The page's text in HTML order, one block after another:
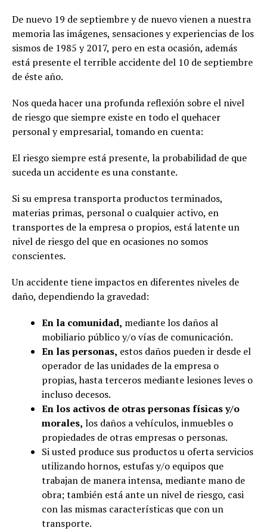
De nuevo 19 de septiembre y de nuevo vienen a nuestra
memoria las imágenes, sensaciones y experiencias de los
sismos de 1985 y 2017, pero en esta ocasión, además
está presente el terrible accidente del 10 de septiembre
de éste año.
Nos queda hacer una profunda reflexión sobre el nivel
de riesgo que siempre existe en todo el quehacer
personal y empresarial, tomando en cuenta:
El riesgo siempre está presente, la probabilidad de que
suceda un accidente es una constante.
Si su empresa transporta productos terminados,
materias primas, personal o cualquier activo, en
transportes de la empresa o propios, está latente un
nivel de riesgo del que en ocasiones no somos
conscientes.
Un accidente tiene impactos en diferentes niveles de
daño, dependiendo la gravedad:
En la comunidad, mediante los daños al
mobiliario público y/o vías de comunicación.
En las personas, estos daños pueden ir desde el
operador de las unidades de la empresa o
propias, hasta terceros mediante lesiones leves o
incluso decesos.
En los activos de otras personas físicas y/o
morales, los daños a vehículos, inmuebles o
propiedades de otras empresas o personas.
Si usted produce sus productos u oferta servicios
utilizando hornos, estufas y/o equipos que
trabajan de manera intensa, mediante mano de
obra; también está ante un nivel de riesgo, casi
con las mismas características que con un
transporte.